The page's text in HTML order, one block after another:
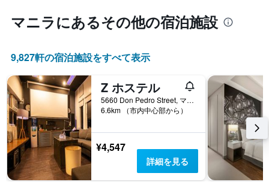
金
し
い
ま
す
す
表
軸
1
本
は、
宿
泊
ま
で
の
日
数
マニラ​にあるその他の宿泊施設
9,827​軒の宿泊施設をすべて表示
Z ホステル
5660 Don Pedro Street, マニラ, フィリピン
6.6km （市内中心部から）
¥4,547
詳細を見る